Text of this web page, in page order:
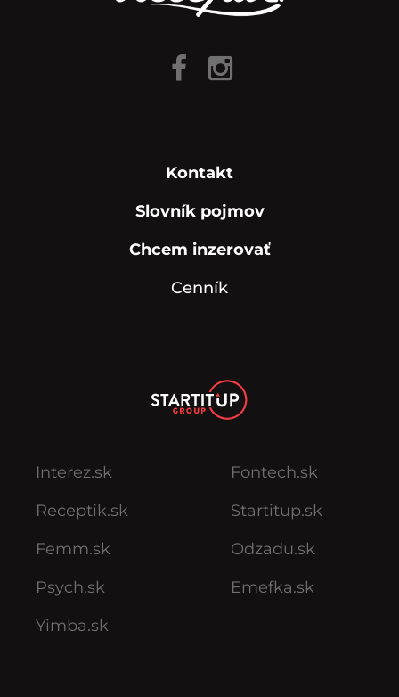
Kontakt
Slovník pojmov
Chcem inzerovať
Cenník
Interez.sk
Receptik.sk
Femm.sk
Psych.sk
Yimba.sk
Fontech.sk
Startitup.sk
Odzadu.sk
Emefka.sk